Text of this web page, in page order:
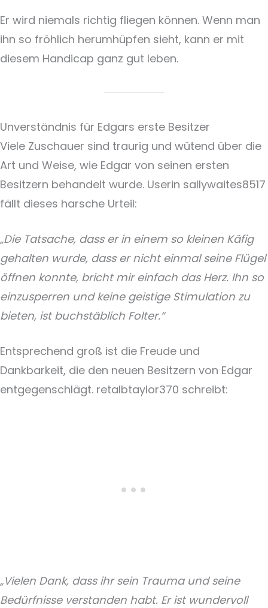
Er wird niemals richtig fliegen können. Wenn man
ihn so fröhlich herumhüpfen sieht, kann er mit
diesem Handicap ganz gut leben.
Unverständnis für Edgars erste Besitzer
Viele Zuschauer sind traurig und wütend über die
Art und Weise, wie Edgar von seinen ersten
Besitzern behandelt wurde. Userin sallywaites8517
fällt dieses harsche Urteil:
„Die Tatsache, dass er in einem so kleinen Käfig
gehalten wurde, dass er nicht einmal seine Flügel
öffnen konnte, bricht mir einfach das Herz. Ihn so
einzusperren und keine geistige Stimulation zu
bieten, ist buchstäblich Folter.“
Entsprechend groß ist die Freude und
Dankbarkeit, die den neuen Besitzern von Edgar
entgegenschlägt. retalbtaylor370 schreibt:
„Vielen Dank, dass ihr sein Trauma und seine
Bedürfnisse verstanden habt. Er ist wundervoll